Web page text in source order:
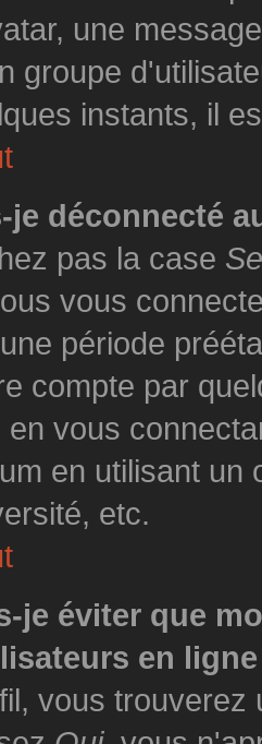
une
groupe
instants, il
je déconnecté
pas la case
vous
période
compte par
vous
en utilisant un
etc.
je éviter que
en
vous trouverez